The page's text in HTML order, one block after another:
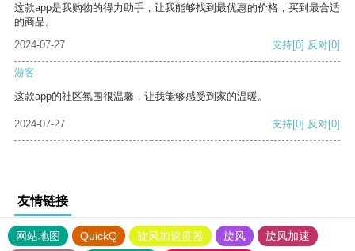
这款app是我购物的得力助手，让我能够找到最优惠的价格，买到最合适
的商品。
2024-07-27
支持[0] 反对[0]
游客
这款app的社区氛围很温馨，让我能够感受到家的温暖。
2024-07-27 支持[0] 反对[0]
友情链接
网站地图 QuickQ 旋风加速度器 旋风
旋风加速